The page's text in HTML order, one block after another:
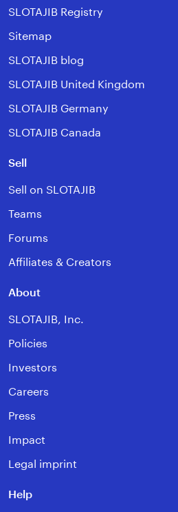
SLOTAJIB Registry
Sitemap
SLOTAJIB blog
SLOTAJIB United Kingdom
SLOTAJIB Germany
SLOTAJIB Canada
Sell
Sell on SLOTAJIB
Teams
Forums
Affiliates & Creators
About
SLOTAJIB, Inc.
Policies
Investors
Careers
Press
Impact
Legal imprint
Help